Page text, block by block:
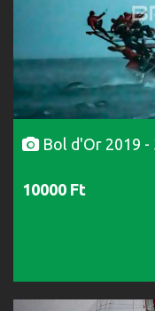
Bol d'Or 2019 -
10000 Ft